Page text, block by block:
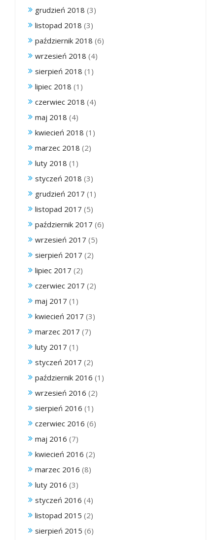
grudzień 2018 (3)
listopad 2018 (3)
październik 2018 (6)
wrzesień 2018 (4)
sierpień 2018 (1)
lipiec 2018 (1)
czerwiec 2018 (4)
maj 2018 (4)
kwiecień 2018 (1)
marzec 2018 (2)
luty 2018 (1)
styczeń 2018 (3)
grudzień 2017 (1)
listopad 2017 (5)
październik 2017 (6)
wrzesień 2017 (5)
sierpień 2017 (2)
lipiec 2017 (2)
czerwiec 2017 (2)
maj 2017 (1)
kwiecień 2017 (3)
marzec 2017 (7)
luty 2017 (1)
styczeń 2017 (2)
październik 2016 (1)
wrzesień 2016 (2)
sierpień 2016 (1)
czerwiec 2016 (6)
maj 2016 (7)
kwiecień 2016 (2)
marzec 2016 (8)
luty 2016 (3)
styczeń 2016 (4)
listopad 2015 (2)
sierpień 2015 (6)